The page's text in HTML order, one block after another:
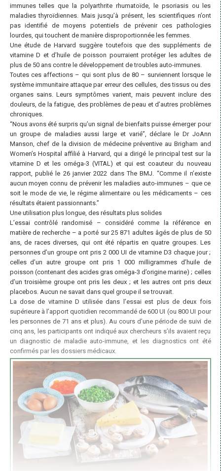
immunes telles que la polyarthrite rhumatoïde, le psoriasis ou les
maladies thyroïdiennes. Mais jusqu’à présent, les scientifiques n’ont
pas identifié de moyens potentiels de prévenir ces pathologies
lourdes, qui touchent de manière disproportionnée les femmes.
Une étude de Harvard suggère toutefois que des suppléments de
vitamine D et d’huile de poisson pourraient protéger les adultes de
plus de 50 ans contre le développement de troubles auto-immunes.
Toutes ces affections – qui sont plus de 80 – surviennent lorsque le
système immunitaire attaque par erreur des cellules, des tissus ou des
organes sains. Leurs symptômes varient, mais peuvent inclure des
douleurs, de la fatigue, des problèmes de peau et d’autres problèmes
chroniques.
“Nous avons été surpris qu’un signal de bienfaits puisse émerger pour
un groupe de maladies aussi large et varié”, déclare le Dr JoAnn
Manson, chef de la division de médecine préventive au Brigham and
Women’s Hospital affilié à Harvard, qui a dirigé le principal test sur la
vitamine D et les oméga-3 (VITAL) et qui est coauteur du nouveau
rapport, publié le 26 janvier 2022 dans The BMJ. “Comme il n’existe
aucun moyen connu de prévenir les maladies auto-immunes – que ce
soit le mode de vie, le régime alimentaire ou les médicaments – ces
résultats étaient passionnants.”
Une utilisation plus longue, des résultats plus solides
L’essai contrôlé randomisé – considéré comme la référence en
matière de recherche – a porté sur 25 871 adultes âgés de plus de 50
ans, de races diverses, qui ont été répartis en quatre groupes. Les
personnes d’un groupe ont pris 2 000 UI de vitamine D3 chaque jour ;
celles d’un autre groupe ont pris 1 000 milligrammes d’huile de
poisson (contenant des acides gras oméga-3 d’origine marine) ; celles
d’un troisième groupe ont pris les deux ; et les autres ont pris deux
placebos. Aucun ne savait dans quel groupe il se trouvait.
La dose de vitamine D utilisée dans l’essai est plus de deux fois
supérieure à l’apport quotidien recommandé de 600 UI (ou 800 UI pour
les personnes de 71 ans et plus). Au cours d’une période de suivi de
cinq ans, les participants ont indiqué aux chercheurs s’ils avaient reçu
un diagnostic de maladie auto-immune, et les diagnostics ont été
confirmés par les dossiers médicaux.